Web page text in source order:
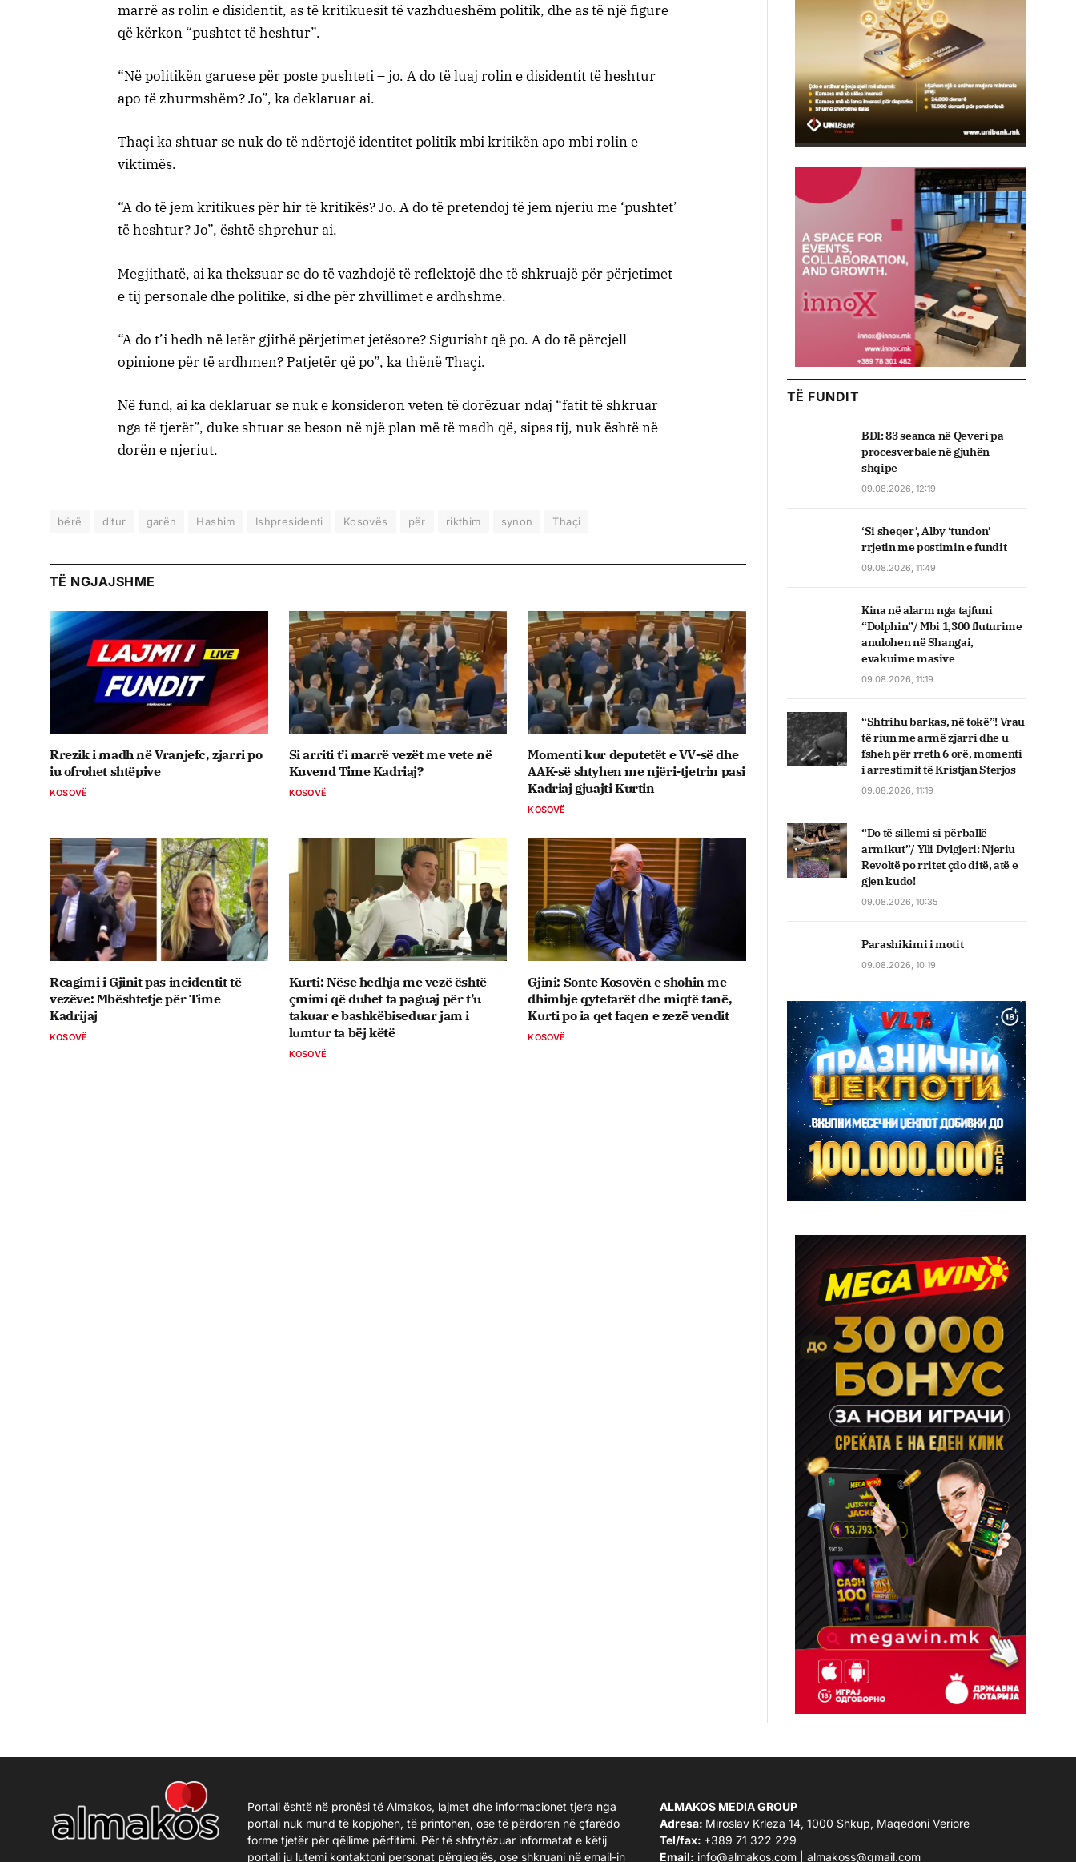
marrë as rolin e disidentit, as të kritikuesit të vazhdueshëm politik, dhe as të një figure
që kërkon “pushtet të heshtur”.
“Në politikën garuese për poste pushteti – jo. A do të luaj rolin e disidentit të heshtur
apo të zhurmshëm? Jo”, ka deklaruar ai.
Thaçi ka shtuar se nuk do të ndërtojë identitet politik mbi kritikën apo mbi rolin e
viktimës.
“A do të jem kritikues për hir të kritikës? Jo. A do të pretendoj të jem njeriu me ‘pushtet’
të heshtur? Jo”, është shprehur ai.
Megjithatë, ai ka theksuar se do të vazhdojë të reflektojë dhe të shkruajë për përjetimet
e tij personale dhe politike, si dhe për zhvillimet e ardhshme.
“A do t’i hedh në letër gjithë përjetimet jetësore? Sigurisht që po. A do të përcjell
opinione për të ardhmen? Patjetër që po”, ka thënë Thaçi.
Në fund, ai ka deklaruar se nuk e konsideron veten të dorëzuar ndaj “fatit të shkruar
nga të tjerët”, duke shtuar se beson në një plan më të madh që, sipas tij, nuk është në
dorën e njeriut.
bërë ditur garën Hashim Ishpresidenti Kosovës për rikthim synon Thaçi
TË NGJAJSHME
Rrezik i madh në Vranjefc, zjarri po
iu ofrohet shtëpive
KOSOVË
Si arriti t’i marrë vezët me vete në
Kuvend Time Kadriaj?
KOSOVË
Momenti kur deputetët e VV-së dhe
AAK-së shtyhen me njëri-tjetrin pasi
Kadriaj gjuajti Kurtin
KOSOVË
Reagimi i Gjinit pas incidentit të
vezëve: Mbështetje për Time
Kadrijaj
KOSOVË
Kurti: Nëse hedhja me vezë është
çmimi që duhet ta paguaj për t’u
takuar e bashkëbiseduar jam i
lumtur ta bëj këtë
KOSOVË
Gjini: Sonte Kosovën e shohin me
dhimbje qytetarët dhe miqtë tanë,
Kurti po ia qet faqen e zezë vendit
KOSOVË
TË FUNDIT
BDI: 83 seanca në Qeveri pa
procesverbale në gjuhën
shqipe
09.08.2026, 12:19
‘Si sheqer’, Alby ‘tundon’
rrjetin me postimin e fundit
09.08.2026, 11:49
Kina në alarm nga tajfuni
“Dolphin”/ Mbi 1,300 fluturime
anulohen në Shangai,
evakuime masive
09.08.2026, 11:19
“Shtrihu barkas, në tokë”! Vrau
të riun me armë zjarri dhe u
fsheh për rreth 6 orë, momenti
i arrestimit të Kristjan Sterjos
09.08.2026, 11:19
“Do të sillemi si përballë
armikut”/ Ylli Dylgjeri: Njeriu
Revoltë po rritet çdo ditë, atë e
gjen kudo!
09.08.2026, 10:35
Parashikimi i motit
09.08.2026, 10:19
Portali është në pronësi të Almakos, lajmet dhe informacionet tjera nga
portali nuk mund të kopjohen, të printohen, ose të përdoren në çfarëdo
forme tjetër për qëllime përfitimi. Për të shfrytëzuar informatat e këtij
portali ju lutemi kontaktoni personat përgjegjës, ose shkruani në email-in
ALMAKOS MEDIA GROUP
Adresa: Miroslav Krleza 14, 1000 Shkup, Maqedoni Veriore
Tel/fax: +389 71 322 229
Email: info@almakos.com |almakoss@gmail.com